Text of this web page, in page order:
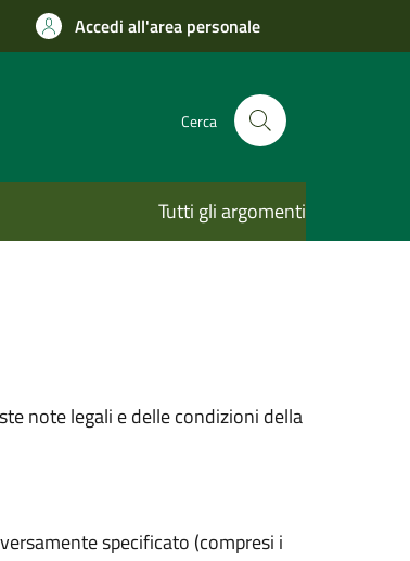
Accedi all'area personale
Cerca
Tutti gli argomenti
note legali e delle condizioni della
specificato (compresi i